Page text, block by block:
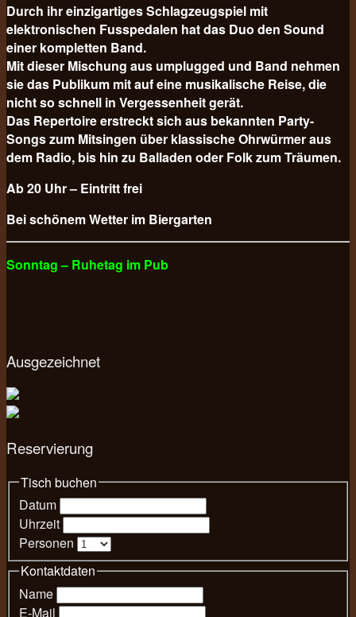
Durch ihr einzigartiges Schlagzeugspiel mit
elektronischen Fusspedalen hat das Duo den Sound
einer kompletten Band.
Mit dieser Mischung aus umplugged und Band nehmen
sie das Publikum mit auf eine musikalische Reise, die
nicht so schnell in Vergessenheit gerät.
Das Repertoire erstreckt sich aus bekannten Party-
Songs zum Mitsingen über klassische Ohrwürmer aus
dem Radio, bis hin zu Balladen oder Folk zum Träumen.
Ab 20 Uhr – Eintritt frei
Bei schönem Wetter im Biergarten
Sonntag – Ruhetag im Pub
Ausgezeichnet
Reservierung
Tisch buchen
Datum
Uhrzeit
Personen
Kontaktdaten
Name
E-Mail